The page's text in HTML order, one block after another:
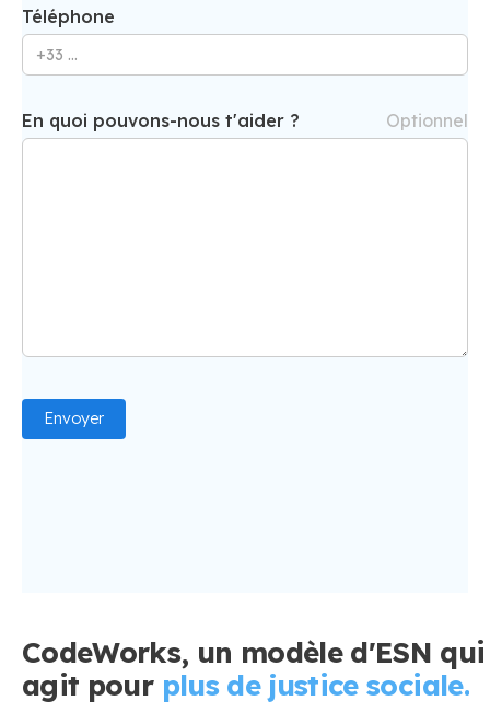
Téléphone
En quoi pouvons-nous t'aider ? Optionnel
CodeWorks, un modèle d'ESN qui
agit pour plus de justice sociale.